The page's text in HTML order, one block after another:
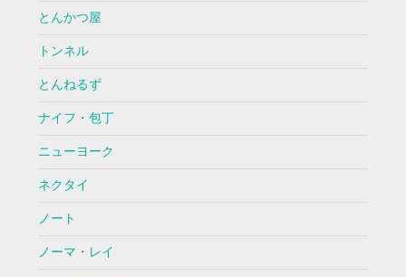
とんかつ屋
トンネル
とんねるず
ナイフ・包丁
ニューヨーク
ネクタイ
ノート
ノーマ・レイ